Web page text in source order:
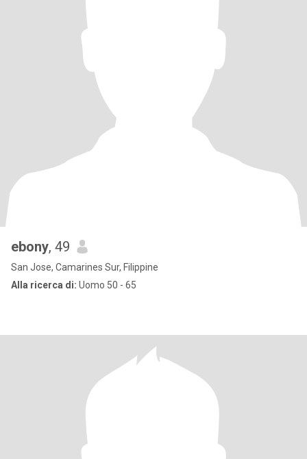
ebony, 49
San Jose, Camarines Sur, Filippine
Alla ricerca di: Uomo 50 - 65